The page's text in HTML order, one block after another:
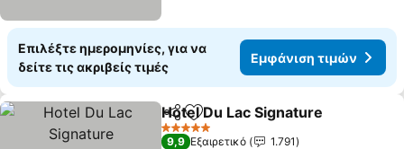
Επιλέξτε ημερομηνίες, για να
δείτε τις ακριβείς τιμές
Εμφάνιση τιμών
Κοινοποίηση
Προσθήκη στα αγαπημένα
Hotel Du Lac Signature
5 Αστέρια
9,9 Εξαιρετικό
1.791